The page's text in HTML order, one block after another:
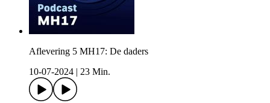
Aflevering 5 MH17: De daders
10-07-2024
23 Min.